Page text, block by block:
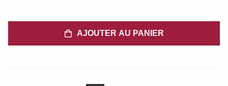
AJOUTER AU PANIER